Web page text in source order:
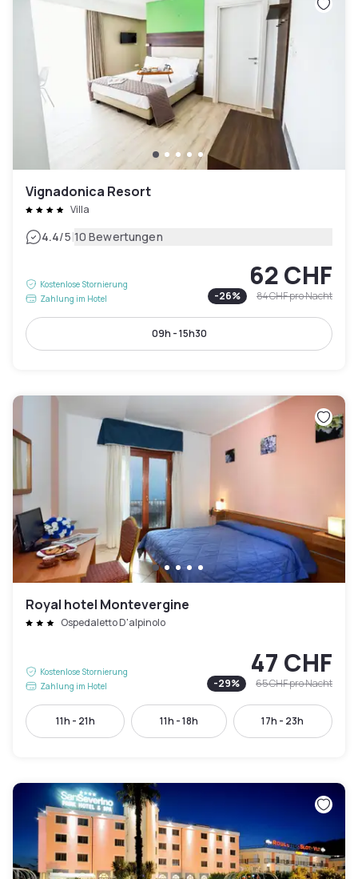
Vignadonica Resort
Villa
4.4/5|10 Bewertungen
Kostenlose Stornierung
Zahlung im Hotel
62 CHF
-26% 84 CHFpro Nacht
09h - 15h30
Royal hotel Montevergine
Ospedaletto D'alpinolo
Kostenlose Stornierung
Zahlung im Hotel
47 CHF
-29% 65 CHFpro Nacht
11h - 21h 11h - 18h 17h - 23h